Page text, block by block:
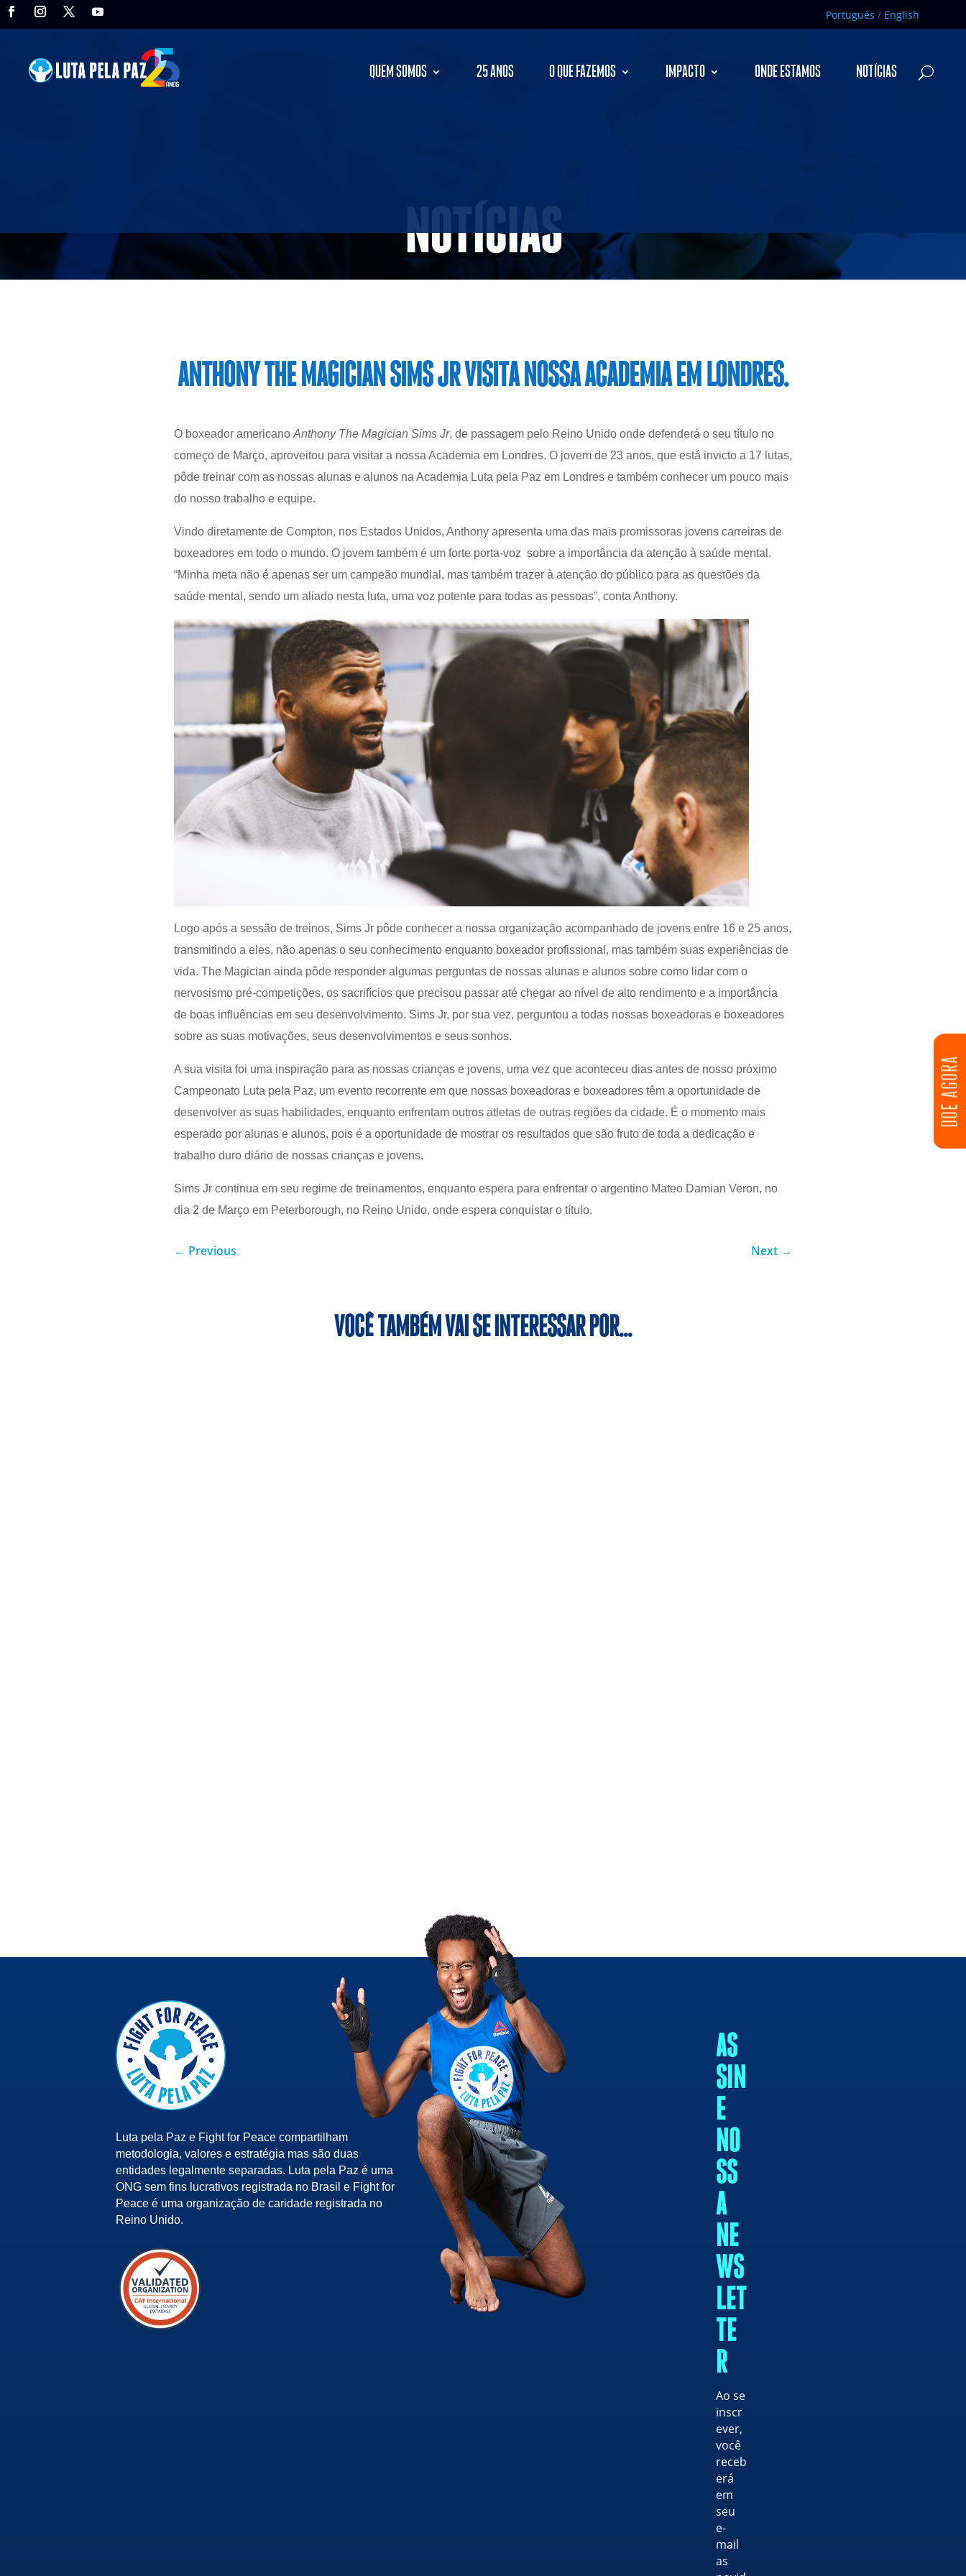
DOE AGORA
Português / English
QUEM SOMOS 25 ANOS O QUE FAZEMOS IMPACTO ONDE ESTAMOS NOTÍCIAS
NOTÍCIAS
ANTHONY THE MAGICIAN SIMS JR VISITA NOSSA ACADEMIA EM LONDRES.
O boxeador americano Anthony The Magician Sims Jr, de passagem pelo Reino Unido onde defenderá o seu título no
começo de Março, aproveitou para visitar a nossa Academia em Londres. O jovem de 23 anos, que está invicto a 17 lutas,
pôde treinar com as nossas alunas e alunos na Academia Luta pela Paz em Londres e também conhecer um pouco mais
do nosso trabalho e equipe.
Vindo diretamente de Compton, nos Estados Unidos, Anthony apresenta uma das mais promissoras jovens carreiras de
boxeadores em todo o mundo. O jovem também é um forte porta-voz sobre a importância da atenção à saúde mental.
“Minha meta não é apenas ser um campeão mundial, mas também trazer à atenção do público para as questões da
saúde mental, sendo um aliado nesta luta, uma voz potente para todas as pessoas”, conta Anthony.
Logo após a sessão de treinos, Sims Jr pôde conhecer a nossa organização acompanhado de jovens entre 16 e 25 anos,
transmitindo a eles, não apenas o seu conhecimento enquanto boxeador profissional, mas também suas experiências de
vida. The Magician ainda pôde responder algumas perguntas de nossas alunas e alunos sobre como lidar com o
nervosismo pré-competições, os sacrifícios que precisou passar até chegar ao nível de alto rendimento e a importância
de boas influências em seu desenvolvimento. Sims Jr, por sua vez, perguntou a todas nossas boxeadoras e boxeadores
sobre as suas motivações, seus desenvolvimentos e seus sonhos.
A sua visita foi uma inspiração para as nossas crianças e jovens, uma vez que aconteceu dias antes de nosso próximo
Campeonato Luta pela Paz, um evento recorrente em que nossas boxeadoras e boxeadores têm a oportunidade de
desenvolver as suas habilidades, enquanto enfrentam outros atletas de outras regiões da cidade. É o momento mais
esperado por alunas e alunos, pois é a oportunidade de mostrar os resultados que são fruto de toda a dedicação e
trabalho duro diário de nossas crianças e jovens.
Sims Jr continua em seu regime de treinamentos, enquanto espera para enfrentar o argentino Mateo Damian Veron, no
dia 2 de Março em Peterborough, no Reino Unido, onde espera conquistar o título.
← Previous Next →
VOCÊ TAMBÉM VAI SE INTERESSAR POR…
Luta pela Paz e Fight for Peace compartilham
metodologia, valores e estratégia mas são duas
entidades legalmente separadas. Luta pela Paz é uma
ONG sem fins lucrativos registrada no Brasil e Fight for
Peace é uma organização de caridade registrada no
Reino Unido.
AS
SIN
E
NO
SS
A
NE
WS
LET
TE
R
Ao se
inscr
ever,
você
receb
erá
em
seu
e-
mail
as